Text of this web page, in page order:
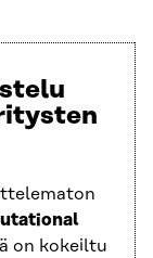
on kokeiltu